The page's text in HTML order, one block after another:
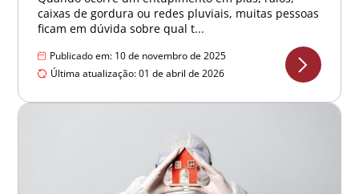
caixas de gordura ou redes pluviais, muitas pessoas
ficam em dúvida sobre qual t...
Publicado em: 10 de novembro de 2025
Última atualização: 01 de abril de 2026